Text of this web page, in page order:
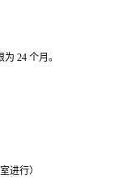
24 个月。
进行）